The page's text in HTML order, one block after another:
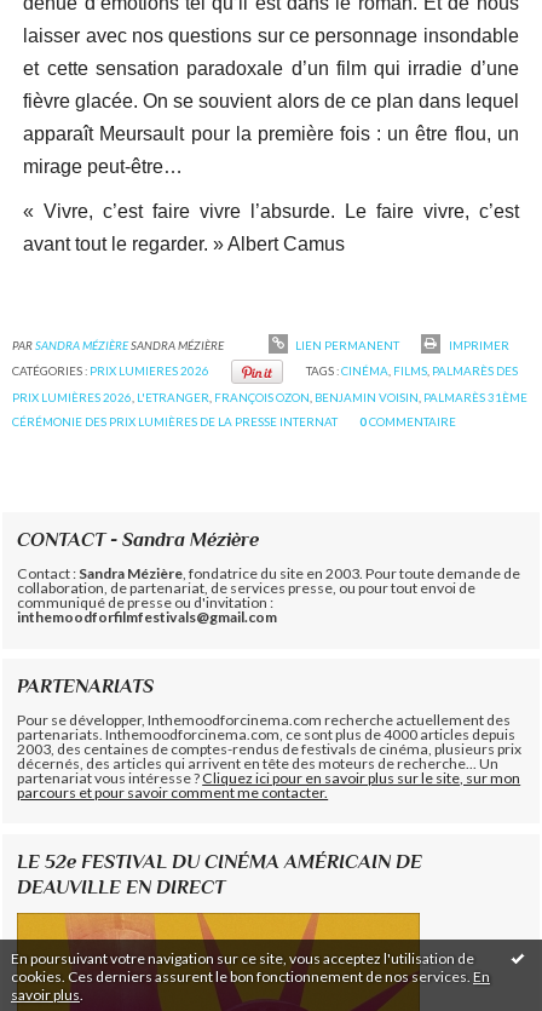
En poursuivant votre navigation sur ce site, vous acceptez l'utilisation de
cookies. Ces derniers assurent le bon fonctionnement de nos services. En
savoir plus
laisser avec nos questions sur ce personnage insondable
et cette sensation paradoxale d’un film qui irradie d’une
fièvre glacée. On se souvient alors de ce plan dans lequel
apparaît Meursault pour la première fois : un être flou, un
mirage peut-être…
« Vivre, c’est faire vivre l’absurde. Le faire vivre, c’est
avant tout le regarder. » Albert Camus
PARSANDRA MÉZIÈRESANDRA MÉZIÈRE LIEN PERMANENT
IMPRIMER
CATÉGORIES : PRIX LUMIERES 2026 TAGS :CINÉMA FILMS, PALMARÈS DES
PRIX LUMIÈRES 2026 L'ETRANGER FRANÇOIS OZON BENJAMIN VOISIN PALMARÈS 31ÈME
CÉRÉMONIE DES PRIX LUMIÈRES DE LA PRESSE INTERNAT
0COMMENTAIRE
CONTACT - Sandra Mézière
Contact : Sandra Mézière , fondatrice du site en 2003. Pour toute demande de
collaboration, de partenariat, de services presse, ou pour tout envoi de
communiqué de presse ou d'invitation :
inthemoodforfilmfestivals@gmail.com
PARTENARIATS
Pour se développer, Inthemoodforcinema.com recherche actuellement des
partenariats. Inthemoodforcinema.com, ce sont plus de 4000 articles depuis
2003, des centaines de comptes-rendus de festivals de cinéma, plusieurs prix
décernés, des articles qui arrivent en tête des moteurs de recherche... Un
partenariat vous intéresse ?Cliquez ici pour en savoir plus sur le site, sur mon
parcours et pour savoir comment me contacter.
LE 52e FESTIVAL DU CINÉMA AMÉRICAIN DE
DEAUVILLE EN DIRECT